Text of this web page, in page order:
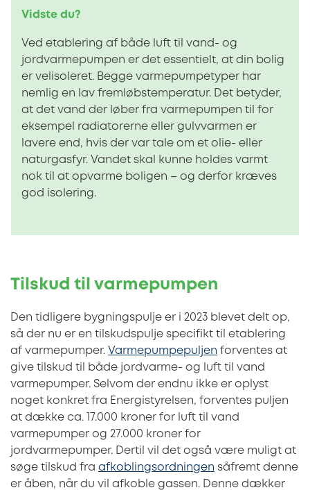
Vidste du?
Ved etablering af både luft til vand- og
jordvarmepumpen er det essentielt, at din bolig
er velisoleret. Begge varmepumpetyper har
nemlig en lav fremløbstemperatur. Det betyder,
at det vand der løber fra varmepumpen til for
eksempel radiatorerne eller gulvvarmen er
lavere end, hvis der var tale om et olie- eller
naturgasfyr. Vandet skal kunne holdes varmt
nok til at opvarme boligen – og derfor kræves
god isolering.
Tilskud til varmepumpen
Den tidligere bygningspulje er i 2023 blevet delt op,
så der nu er en tilskudspulje specifikt til etablering
af varmepumper. Varmepumpepuljen forventes at
give tilskud til både jordvarme- og luft til vand
varmepumper. Selvom der endnu ikke er oplyst
noget konkret fra Energistyrelsen, forventes puljen
at dække ca. 17.000 kroner for luft til vand
varmepumper og 27.000 kroner for
jordvarmepumper. Dertil vil det også være muligt at
søge tilskud fra afkoblingsordningen såfremt denne
er åben, når du vil afkoble gassen. Denne dækker